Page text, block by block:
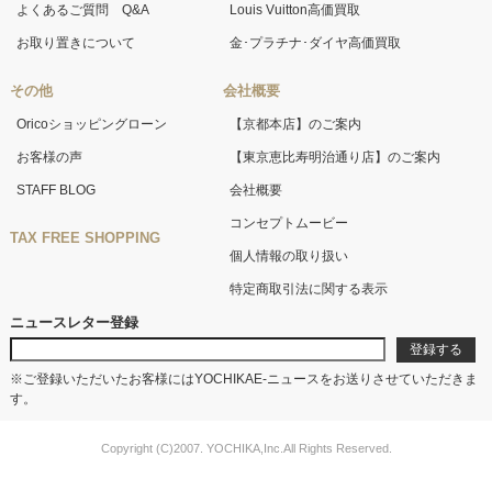
よくあるご質問 Q&A
お取り置きについて
その他
Oricoショッピングローン
お客様の声
STAFF BLOG
TAX FREE SHOPPING
Louis Vuitton高価買取
金･プラチナ･ダイヤ高価買取
会社概要
【京都本店】のご案内
【東京恵比寿明治通り店】のご案内
会社概要
コンセプトムービー
個人情報の取り扱い
特定商取引法に関する表示
ニュースレター登録
※ご登録いただいたお客様にはYOCHIKAE-ニュースをお送りさせていただきま
す。
Copyright (C)2007. YOCHIKA,Inc.All Rights Reserved.